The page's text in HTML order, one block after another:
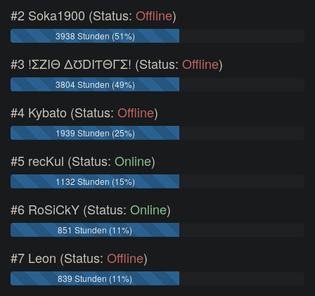
#2 Soka1900 (Status: Offline)
3938 Stunden (51%)
#3 !ΣZIΘ ΔƱDIƬΘΓΣ! (Status: Offline)
3804 Stunden (49%)
#4 Kybato (Status: Offline)
1939 Stunden (25%)
#5 recKul (Status: Online)
1132 Stunden (15%)
#6 RoSiCkY (Status: Online)
851 Stunden (11%)
#7 Leon (Status: Offline)
839 Stunden (11%)